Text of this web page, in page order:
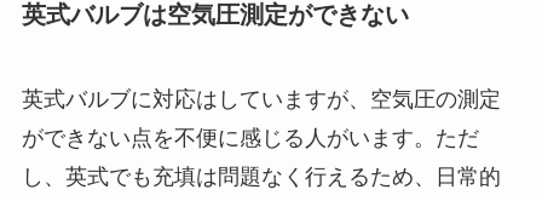
英式バルブは空気圧測定ができない
英式バルブに対応はしていますが、空気圧の測定
ができない点を不便に感じる人がいます。ただ
し、英式でも充填は問題なく行えるため、日常的